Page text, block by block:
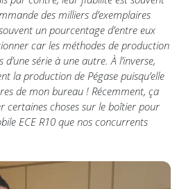
des milliers d’exemplaires
un pourcentage d’entre eux
car les méthodes de production
série à une autre. À l’inverse,
la production de Pégase puisqu’elle
de mon bureau ! Récemment, ça
certaines choses sur le boîtier pour
ECE R10 que nos concurrents